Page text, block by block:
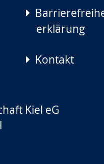
erklärung
Kontakt
Kiel eG